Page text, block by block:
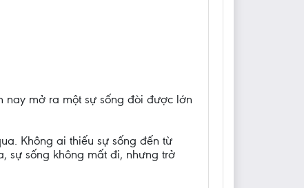
nay mở ra một sự sống đòi được lớn
Không ai thiếu sự sống đến từ
sự sống không mất đi, nhưng trở